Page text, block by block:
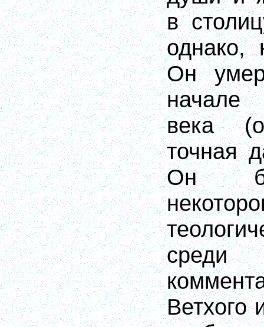
в
однако,
Он
начале
века
точная
Он
среди
Ветхого